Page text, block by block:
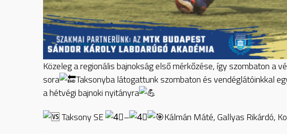
Közeleg a regionális bajnokság első mérkőzése, így szombaton a
sora
Taksonyba látogattunk szombaton és vendéglátóinkkal
a hétvégi bajnoki nyitányra
Taksony SE
–
Kálmán Máté, Gallyas Rikárdó,